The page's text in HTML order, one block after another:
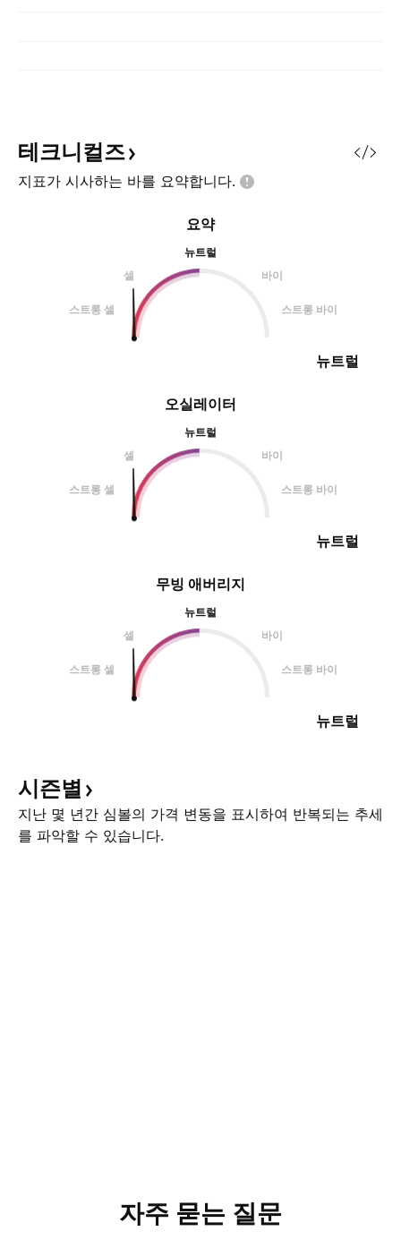
테크니컬즈
지표가 시사하는 바를 요약합니다.
오실레이터
뉴트럴
셀
바이
스트롱 셀 스트롱 바이
뉴트럴
요약
뉴트럴
셀
바이
스트롱 셀 스트롱 바이
뉴트럴
무빙 애버리지
뉴트럴
셀
바이
스트롱 셀 스트롱 바이
뉴트럴
시즌별
지난 몇 년간 심볼의 가격 변동을 표시하여 반복되는 추세
를 파악할 수 있습니다.
자주 묻는 질문